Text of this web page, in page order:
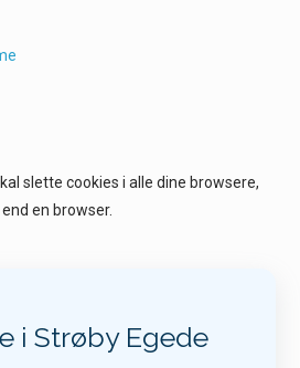
slette cookies i alle dine browsere,
en browser.
i Strøby Egede